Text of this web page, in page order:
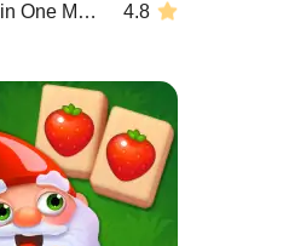
Mate in One Move 4.8